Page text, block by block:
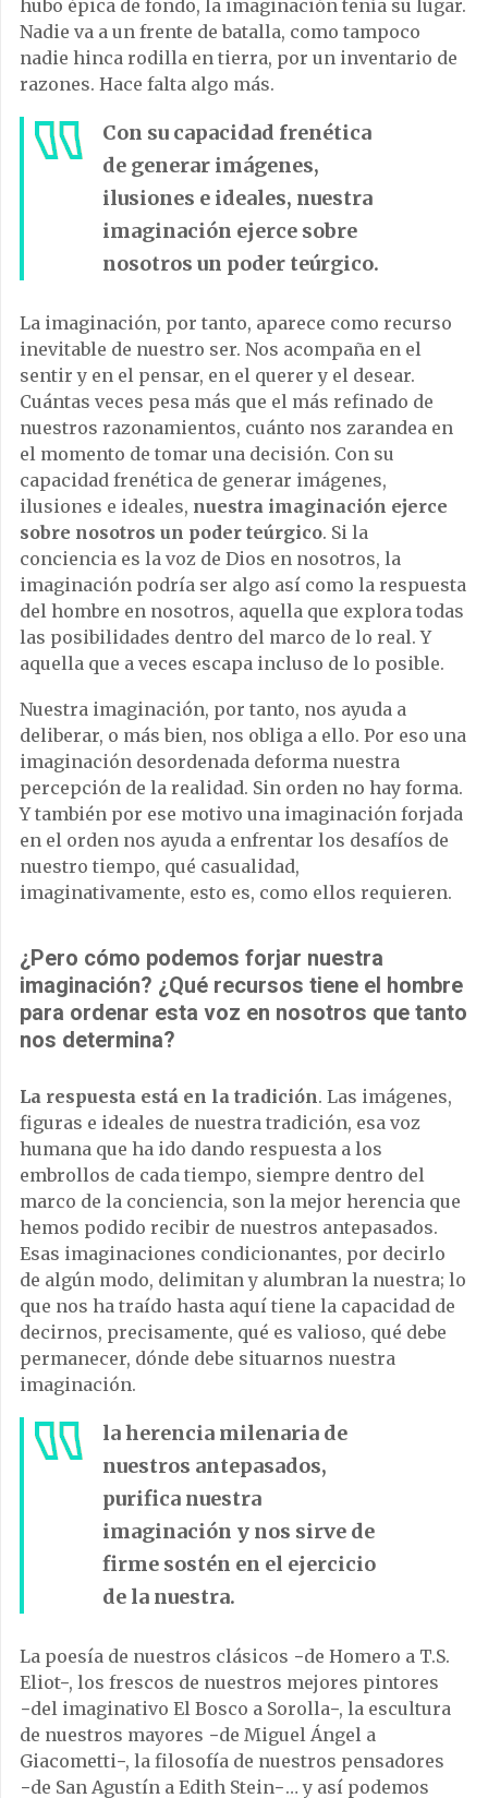
hubo épica de fondo, la imaginación tenía su lugar.
Nadie va a un frente de batalla, como tampoco
nadie hinca rodilla en tierra, por un inventario de
razones. Hace falta algo más.
Con su capacidad frenética
de generar imágenes,
ilusiones e ideales, nuestra
imaginación ejerce sobre
nosotros un poder teúrgico.
La imaginación, por tanto, aparece como recurso
inevitable de nuestro ser. Nos acompaña en el
sentir y en el pensar, en el querer y el desear.
Cuántas veces pesa más que el más refinado de
nuestros razonamientos, cuánto nos zarandea en
el momento de tomar una decisión. Con su
capacidad frenética de generar imágenes,
ilusiones e ideales, nuestra imaginación ejerce
sobre nosotros un poder teúrgico. Si la
conciencia es la voz de Dios en nosotros, la
imaginación podría ser algo así como la respuesta
del hombre en nosotros, aquella que explora todas
las posibilidades dentro del marco de lo real. Y
aquella que a veces escapa incluso de lo posible.
Nuestra imaginación, por tanto, nos ayuda a
deliberar, o más bien, nos obliga a ello. Por eso una
imaginación desordenada deforma nuestra
percepción de la realidad. Sin orden no hay forma.
Y también por ese motivo una imaginación forjada
en el orden nos ayuda a enfrentar los desafíos de
nuestro tiempo, qué casualidad,
imaginativamente, esto es, como ellos requieren.
¿Pero cómo podemos forjar nuestra
imaginación? ¿Qué recursos tiene el hombre
para ordenar esta voz en nosotros que tanto
nos determina?
La respuesta está en la tradición. Las imágenes,
figuras e ideales de nuestra tradición, esa voz
humana que ha ido dando respuesta a los
embrollos de cada tiempo, siempre dentro del
marco de la conciencia, son la mejor herencia que
hemos podido recibir de nuestros antepasados.
Esas imaginaciones condicionantes, por decirlo
de algún modo, delimitan y alumbran la nuestra; lo
que nos ha traído hasta aquí tiene la capacidad de
decirnos, precisamente, qué es valioso, qué debe
permanecer, dónde debe situarnos nuestra
imaginación.
la herencia milenaria de
nuestros antepasados,
purifica nuestra
imaginación y nos sirve de
firme sostén en el ejercicio
de la nuestra.
La poesía de nuestros clásicos −de Homero a T.S.
Eliot−, los frescos de nuestros mejores pintores
−del imaginativo El Bosco a Sorolla−, la escultura
de nuestros mayores −de Miguel Ángel a
Giacometti−, la filosofía de nuestros pensadores
−de San Agustín a Edith Stein−… y así podemos